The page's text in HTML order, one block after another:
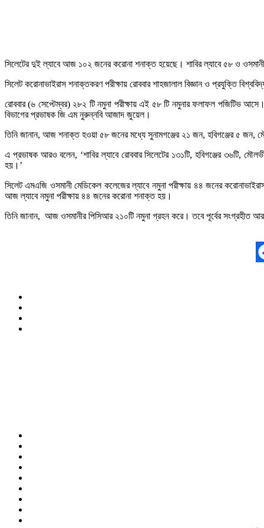
সিলেটের দুই ল্যাবে আজ ১০২ জনের করোনা শনাক্ত হয়েছে। শাবির ল্যাবে ৫৮ ও
সিলেট করোনাভাইরাস শনাক্তকরণ পরীক্ষায় রোববার শাহজালাল বিজ্ঞান ও প্রযুক্তি
রোববার (৬ সেপ্টেম্বর) ২৮২ টি নমুনা পরীক্ষায় এই ৫৮ টি নমুনার ফলাফল পজিটিভ আসে।
বিভাগের প্রভাষক জি এম নুরুন্নবি আজাদ জুয়েল।
তিনি জানান, আজ শনাক্ত হওয়া ৫৮ জনের মধ্যে সুনামগঞ্জের ২১ জন, হবিগঞ্জের ৫ জন,
এ প্রভাষক আরও বলেন, ‘শাবির ল্যাবে রোববার সিলেটের ১৩১টি, হবিগঞ্জের ৩৬টি,
হয়।’
সিলেট এমএজি ওসমানী মেডিকেল কলেজের ল্যাবে নমুনা পরীক্ষায় ৪৪ জনের
আজ ল্যাবে নমুনা পরীক্ষায় ৪৪ জনের করোনা শনাক্ত হয়।
তিনি জানান, আজ ওসমানীর পিসিআর ২১০টি নমুনা গ্রহন করে। তবে পূর্বের সংগ্রহীত